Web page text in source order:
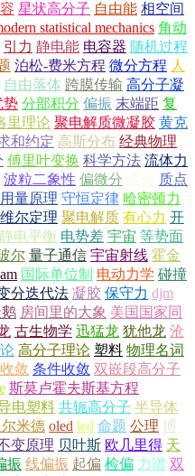
星状高分子 自由能 相空间
statistical mechanics 角动
引力 静电能 电容器 随机过程
泊松-费米方程 微分方程 人
自由落体 跨膜传输 高分子凝
势 分部积分 偏振 末端距 复
里理论 聚电解质微凝胶 黄克
和约定 高斯分布 经典物理
傅里叶变换 科学方法 流体力
波粒二象性 偏微分 变分 质点
量原理 守恒定律 哈密顿力
尔定理 聚电解质 有心力 开
静电平衡 电势差 宇宙 等势面
尔 量子通信 宇宙射线 霍金
国际单位制 电动力学 碰撞
分迭代法 凝胶 保守力 djm
房间里的大象 美国国家同
古生物学 迅猛龙 犹他龙 沧
高分子理论 塑料 物理名词
敛 条件收敛 双嵌段高分子
斯莫卢霍夫斯基方程
电塑料 共轭高分子 半导体
米德 oled led 命题 公理 博
变原理 贝叶斯 欧几里得 天
振 线偏振 起偏 检偏 力谱 双